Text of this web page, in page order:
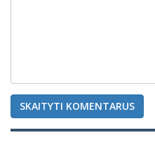
SKAITYTI KOMENTARUS